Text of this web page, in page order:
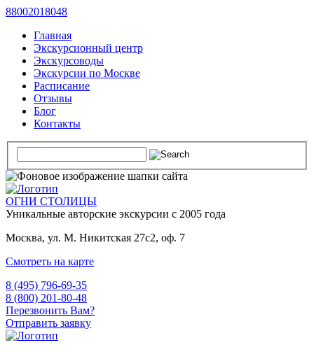
88002018048
Главная
Экскурсионный центр
Экскурсоводы
Экскурсии по Москве
Расписание
Отзывы
Блог
Контакты
ОГНИ СТОЛИЦЫ
Уникальные авторские экскурсии с 2005 года
Москва, ул. М. Никитская 27с2, оф. 7
Смотреть на карте
8 (495) 796-69-35
8 (800) 201-80-48
Перезвонить Вам?
Отправить заявку